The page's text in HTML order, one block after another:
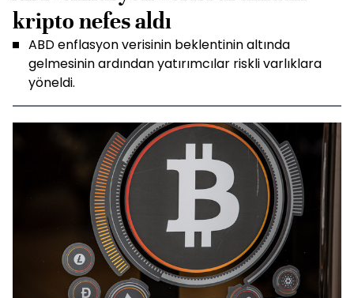
kripto nefes aldı
ABD enflasyon verisinin beklentinin altında
gelmesinin ardından yatırımcılar riskli varlıklara
yöneldi.